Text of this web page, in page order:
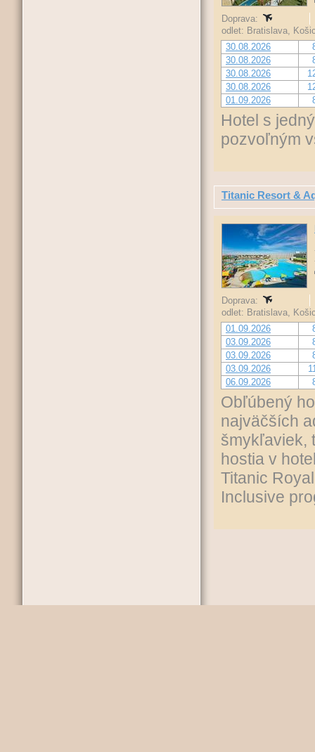
Doprava:
odlet: Bratislava,
30.08.2026
30.08.2026
30.08.2026
30.08.2026
01.09.2026
Hotel s
pozvoľným
Titanic Resort &
Doprava:
odlet: Bratislava,
01.09.2026
03.09.2026
03.09.2026
03.09.2026
06.09.2026
Obľúbený
najväčších
šmykľaviek,
hostia v
Titanic
Inclusive